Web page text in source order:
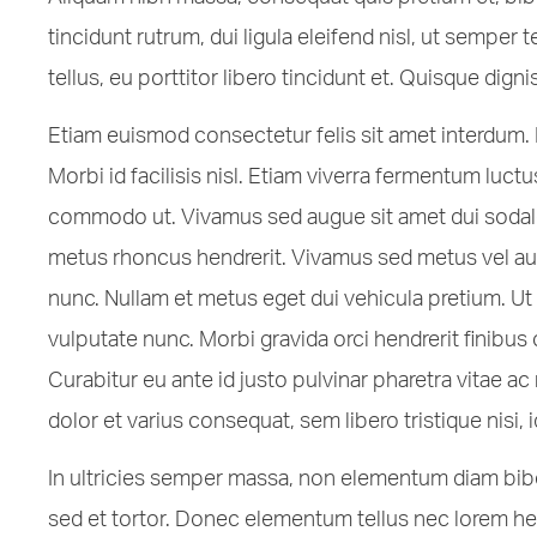
tincidunt rutrum, dui ligula eleifend nisl, ut semper
tellus, eu porttitor libero tincidunt et. Quisque
Etiam euismod consectetur felis sit amet
Morbi id facilisis nisl. Etiam viverra fermentum
commodo ut. Vivamus sed augue sit amet dui
metus rhoncus hendrerit. Vivamus sed metus vel
nunc. Nullam et metus eget dui vehicula pretium.
vulputate nunc. Morbi gravida orci hendrerit
Curabitur eu ante id justo pulvinar pharetra vitae
dolor et varius consequat, sem libero tristique nisi,
In ultricies semper massa, non elementum diam
sed et tortor. Donec elementum tellus nec lorem